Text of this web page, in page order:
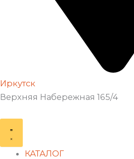
Иркутск
Верхняя Набережная 165/4
КАТАЛОГ